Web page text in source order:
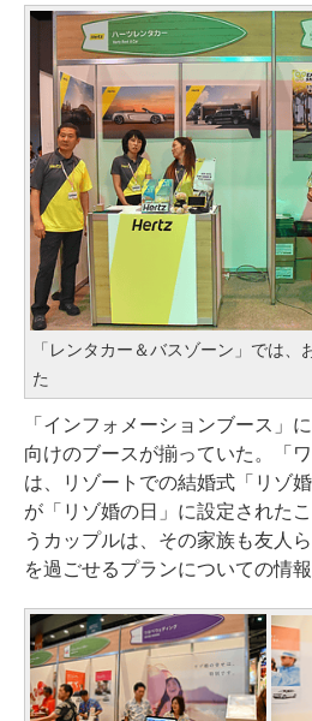
「レンタカー＆バスゾーン」では
た
「インフォメーションブース」
向けのブースが揃っていた。「
は、リゾートでの結婚式「リゾ
が「リゾ婚の日」に設定された
うカップルは、その家族も友人
を過ごせるプランについての情